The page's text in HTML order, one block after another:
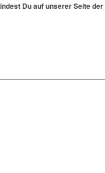
Du auf unserer Seite der